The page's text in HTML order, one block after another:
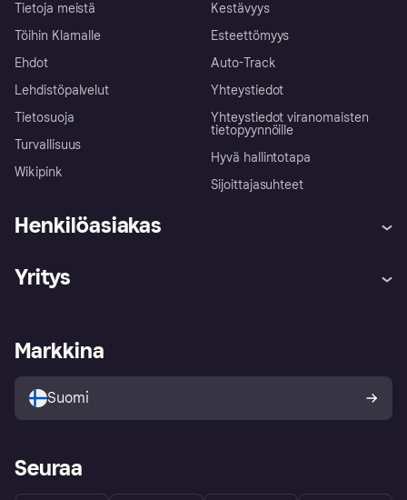
Tietoja meistä
Töihin Klarnalle
Ehdot
Lehdistöpalvelut
Tietosuoja
Turvallisuus
Wikipink
Kestävyys
Esteettömyys
Auto-Track
Yhteystiedot
Yhteystiedot viranomaisten
tietopyynnöille
Hyvä hallintotapa
Sijoittajasuhteet
Henkilöasiakas
Ohje
Kirjaudu sisään
Tutustu kauppoihin
Ostajan turva
Yritys
Kirjaudu sisään yrityksenä
Markkina
Suomi
Seuraa